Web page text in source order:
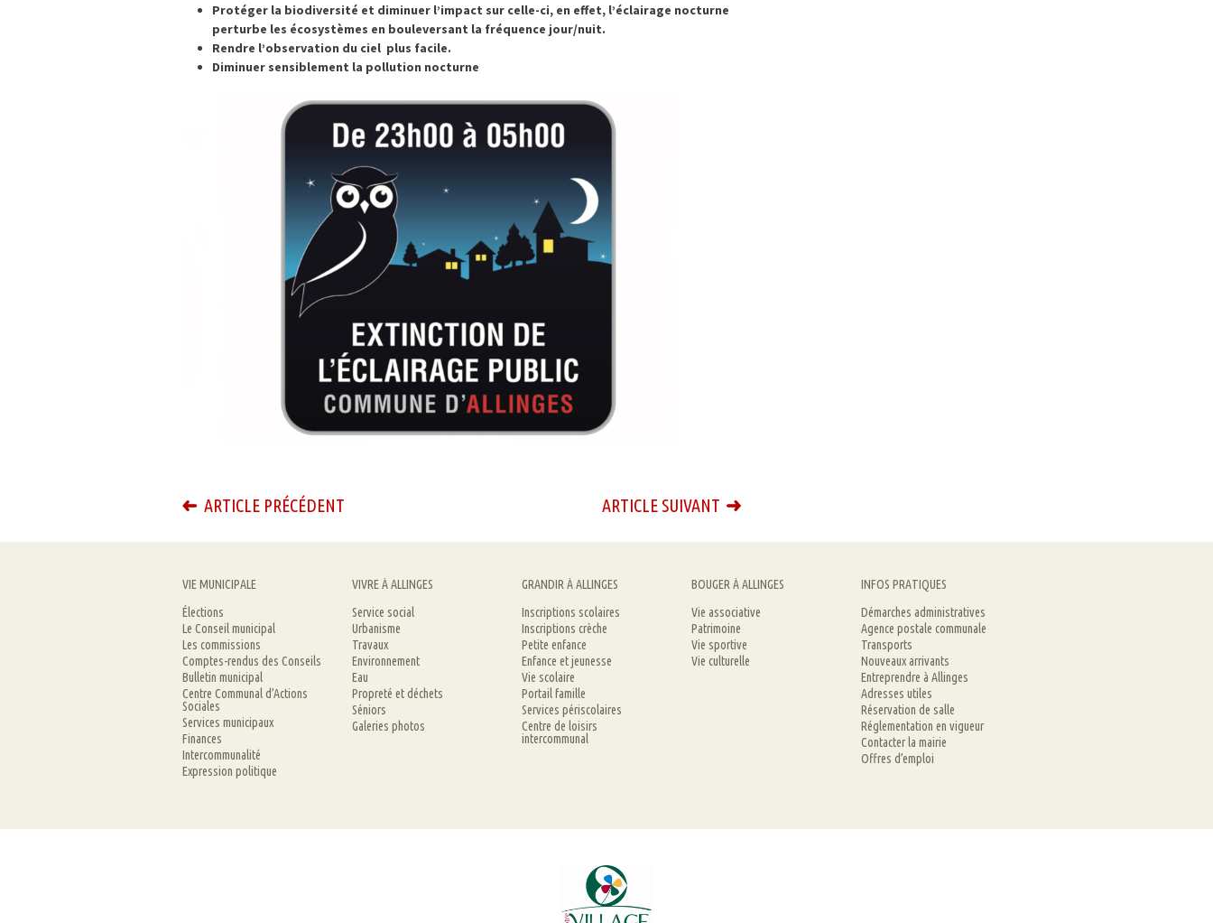
Protéger la biodiversité et diminuer l’impact sur celle-ci, en effet, l’éclairage nocturne
perturbe les écosystèmes en bouleversant la fréquence jour/nuit.
Rendre l’observation du ciel plus facile.
Diminuer sensiblement la pollution nocturne
ARTICLE PRÉCÉDENT ARTICLE SUIVANT
VIE MUNICIPALE
Élections
Le Conseil municipal
Les commissions
Comptes-rendus des Conseils
Bulletin municipal
Centre Communal d’Actions
Sociales
Services municipaux
Finances
Intercommunalité
Expression politique
VIVRE À ALLINGES
Service social
Urbanisme
Travaux
Environnement
Eau
Propreté et déchets
Séniors
Galeries photos
GRANDIR À ALLINGES
Inscriptions scolaires
Inscriptions crèche
Petite enfance
Enfance et jeunesse
Vie scolaire
Portail famille
Services périscolaires
Centre de loisirs
intercommunal
BOUGER À ALLINGES
Vie associative
Patrimoine
Vie sportive
Vie culturelle
INFOS PRATIQUES
Démarches administratives
Agence postale communale
Transports
Nouveaux arrivants
Entreprendre à Allinges
Adresses utiles
Réservation de salle
Réglementation en vigueur
Contacter la mairie
Offres d’emploi